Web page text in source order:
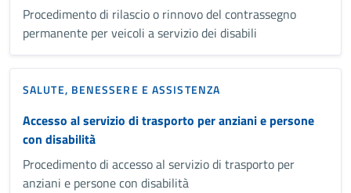
Procedimento di rilascio o rinnovo del contrassegno
permanente per veicoli a servizio dei disabili
SALUTE, BENESSERE E ASSISTENZA
Accesso al servizio di trasporto per anziani e persone
con disabilità
Procedimento di accesso al servizio di trasporto per
anziani e persone con disabilità